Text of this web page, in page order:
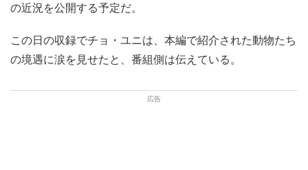
の近況を公開する予定だ。
この日の収録でチョ・ユニは、本編で紹介された動物たち
の境遇に涙を見せたと、番組側は伝えている。